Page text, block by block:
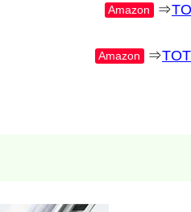
Amazon ⇒
Amazon ⇒